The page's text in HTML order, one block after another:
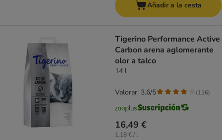
Añadir a la cesta
Tigerino Performance Active
Carbon arena aglomerante
olor a talco
14 l
16,49 €
1,18 € / l
Valorar: 3.6/5 (116)